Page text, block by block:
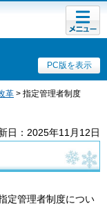
PC版を表示
メニュ
ー
革 > 指定管理者制度
日：2025年11月12日
定管理者制度につい